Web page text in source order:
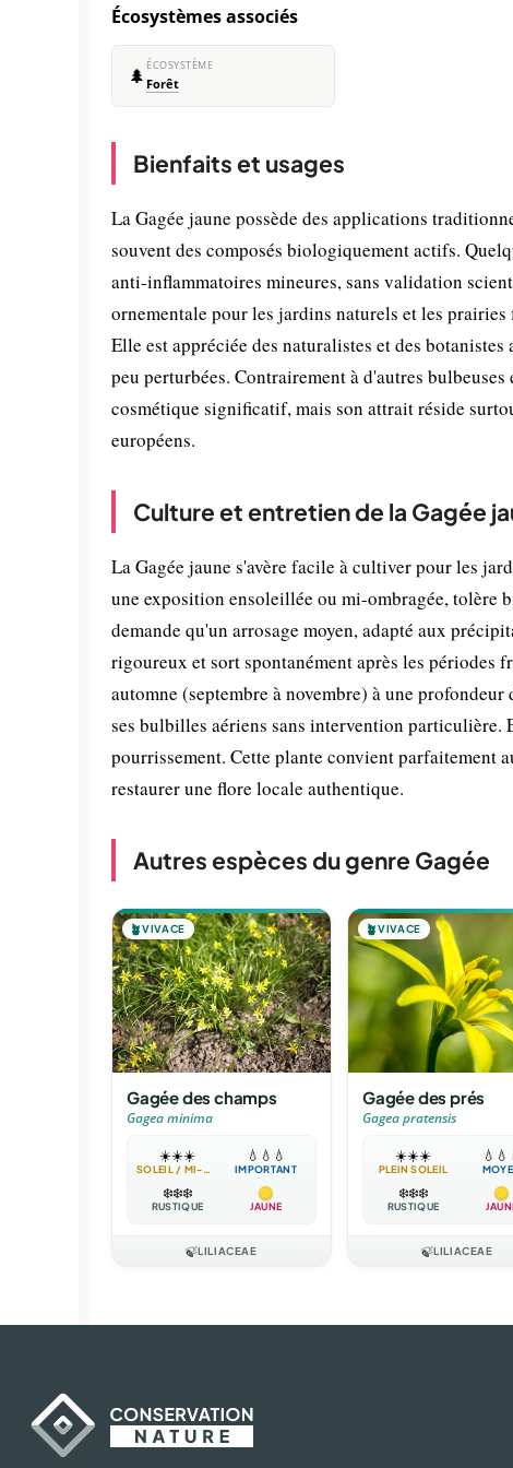
Écosystèmes associés
🌲 ÉCOSYSTÈME
Forêt
Bienfaits et usages
La Gagée jaune possède des applications
souvent des composés biologiquement actifs.
anti-inflammatoires mineures, sans validation
ornementale pour les jardins naturels et les
Elle est appréciée des naturalistes et des
peu perturbées. Contrairement à d'autres
cosmétique significatif, mais son attrait réside
européens.
Culture et entretien de la Gagée
La Gagée jaune s'avère facile à cultiver pour les
une exposition ensoleillée ou mi-ombragée, tolère
demande qu'un arrosage moyen, adapté aux
rigoureux et sort spontanément après les périodes
automne (septembre à novembre) à une
ses bulbilles aériens sans intervention
pourrissement. Cette plante convient parfaitement
restaurer une flore locale authentique.
Autres espèces du genre Gagée
🪴VIVACE
Gagée des champs
Gagea minima
☀️☀️☀️
SOLEIL / MI-OMBRE
💧 💧 💧
IMPORTANT
❄️❄️❄️
RUSTIQUE JAUNE
🍃LILIACEAE
🪴VIVACE
Gagée des prés
Gagea pratensis
☀️☀️☀️
PLEIN SOLEIL
💧 💧
❄️❄️❄️
RUSTIQUE
🍃LILIACEAE